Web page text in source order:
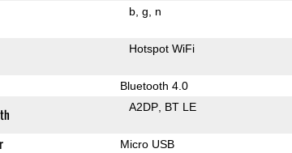
b g n
Hotspot WiFi
Bluetooth 4.0
A2DP BT LE
Micro USB